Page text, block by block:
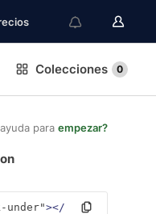
Colecciones 0
para empezar?
></i>